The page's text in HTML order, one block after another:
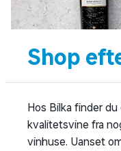
Shop
Hos Bilka finder
kvalitetsvine fra
vinhuse. Uanset